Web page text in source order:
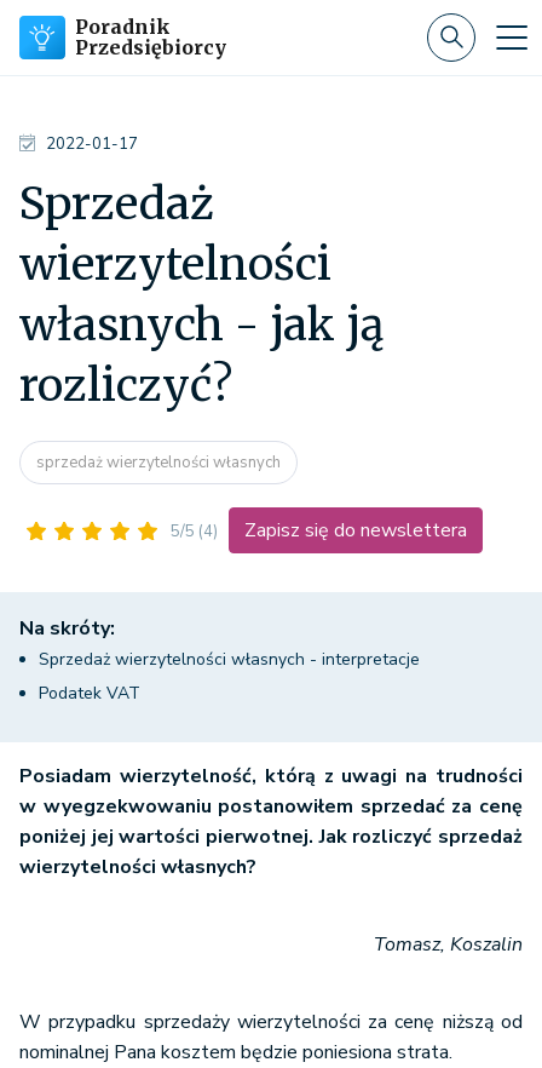
Poradnik
Przedsiębiorcy
2022-01-17
Sprzedaż
wierzytelności
własnych - jak ją
rozliczyć?
sprzedaż wierzytelności własnych
5/5 (4) Zapisz się do newslettera
Na skróty:
Sprzedaż wierzytelności własnych - interpretacje
Podatek VAT
Posiadam wierzytelność, którą z uwagi na trudności
w wyegzekwowaniu postanowiłem sprzedać za cenę
poniżej jej wartości pierwotnej. Jak rozliczyć sprzedaż
wierzytelności własnych?
Tomasz, Koszalin
W przypadku sprzedaży wierzytelności za cenę niższą od
nominalnej Pana kosztem będzie poniesiona strata.